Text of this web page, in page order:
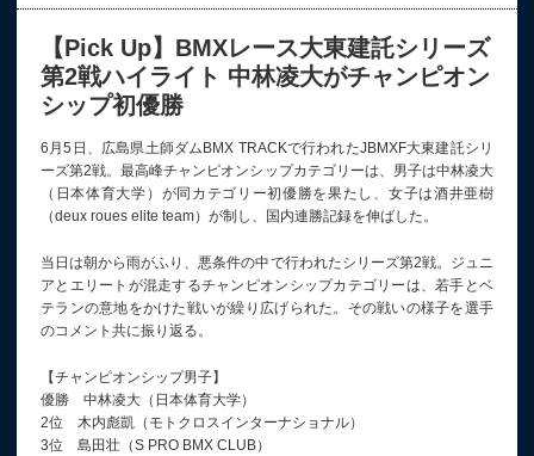
【Pick Up】BMXレース大東建託シリーズ
第2戦ハイライト 中林凌大がチャンピオン
シップ初優勝
6月5日、広島県土師ダムBMX TRACKで行われたJBMXF大東建託シリ
ーズ第2戦。最高峰チャンピオンシップカテゴリーは、男子は中林凌大
（日本体育大学）が同カテゴリー初優勝を果たし、女子は酒井亜樹
（deux roues elite team）が制し、国内連勝記録を伸ばした。
当日は朝から雨がふり、悪条件の中で行われたシリーズ第2戦。ジュニ
アとエリートが混走するチャンピオンシップカテゴリーは、若手とベ
テランの意地をかけた戦いが繰り広げられた。その戦いの様子を選手
のコメント共に振り返る。
【チャンピオンシップ男子】
優勝 中林凌大（日本体育大学）
2位 木内彪凱（モトクロスインターナショナル）
3位 島田壮（S PRO BMX CLUB）